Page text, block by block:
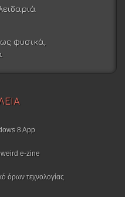
φυσικά,
8 App
e-zine
όρων τεχνολογίας